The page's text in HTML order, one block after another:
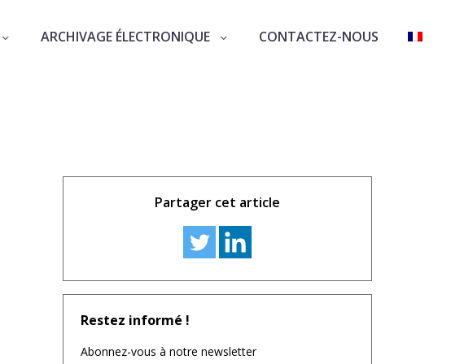
ARCHIVAGE ÉLECTRONIQUE CONTACTEZ-NOUS
Partager cet article
Restez informé !
Abonnez-vous à notre newsletter